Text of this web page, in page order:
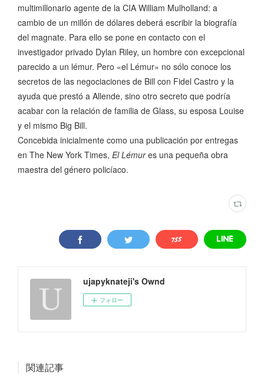
multimillonario agente de la CIA William Mulholland: a
cambio de un millón de dólares deberá escribir la biografía
del magnate. Para ello se pone en contacto con el
investigador privado Dylan Riley, un hombre con excepcional
parecido a un lémur. Pero «el Lémur» no sólo conoce los
secretos de las negociaciones de Bill con Fidel Castro y la
ayuda que prestó a Allende, sino otro secreto que podría
acabar con la relación de familia de Glass, su esposa Louise
y el mismo Big Bill.
Concebida inicialmente como una publicación por entregas
en The New York Times, El Lémures una pequeña obra
maestra del género policíaco.
ujapyknateji's Ownd
フォロー
関連記事